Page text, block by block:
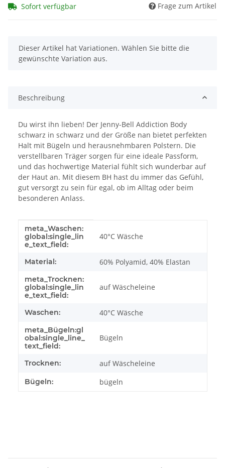
Sofort verfügbar Frage zum Artikel
x
Dieser Artikel hat Variationen. Wählen Sie bitte die
gewünschte Variation aus.
Beschreibung
Du wirst ihn lieben! Der Jenny-Bell Addiction Body
schwarz in schwarz und der Größe nan bietet perfekten
Halt mit Bügeln und herausnehmbaren Polstern. Die
verstellbaren Träger sorgen für eine ideale Passform,
und das hochwertige Material fühlt sich wunderbar auf
der Haut an. Mit diesem BH hast du immer das Gefühl,
gut versorgt zu sein für egal, ob im Alltag oder beim
besonderen Anlass.
Produkteigenschaft
Wert
meta_Waschen:
global:single_lin
e_text_field:
40°C Wäsche
Material: 60% Polyamid, 40% Elastan
meta_Trocknen:
global:single_lin
e_text_field:
auf Wäscheleine
Waschen: 40°C Wäsche
meta_Bügeln:gl
obal:single_line_
text_field:
Bügeln
Trocknen: auf Wäscheleine
Bügeln: bügeln